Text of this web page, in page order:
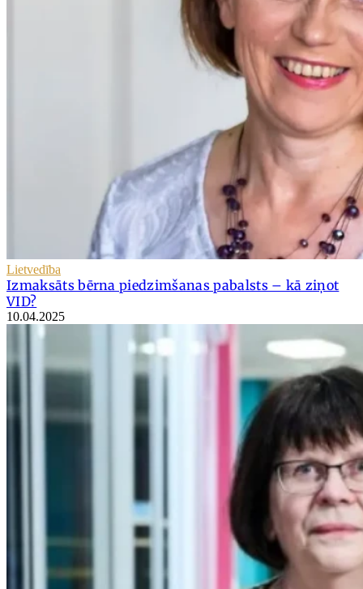
Lietvedība
Izmaksāts bērna piedzimšanas pabalsts – kā ziņot
VID?
10.04.2025